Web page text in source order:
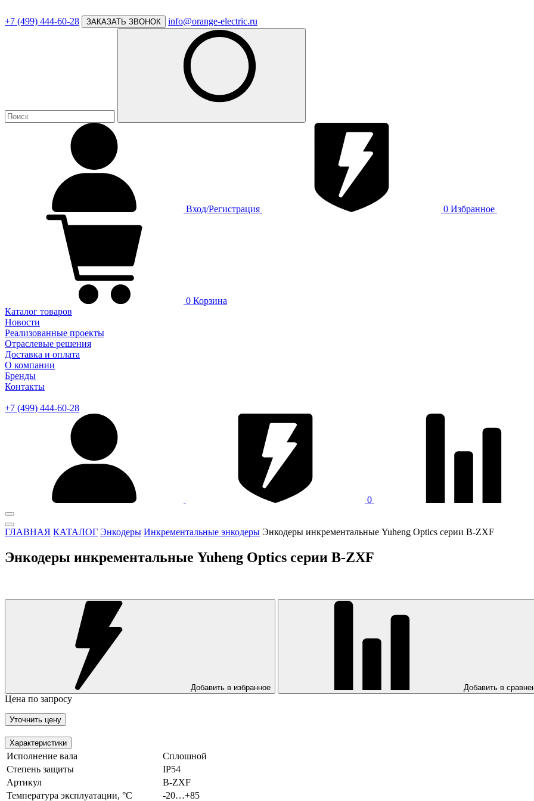
+7 (499) 444-60-28 ЗАКАЗАТЬ ЗВОНОК info@orange-electric.ru
Вход/Регистрация 0 Избранное
0 Корзина
Каталог товаров
Новости
Реализованные проекты
Отраслевые решения
Доставка и оплата
О компании
Бренды
Контакты
+7 (499) 444-60-28
0
ГЛАВНАЯ КАТАЛОГ Энкодеры Инкрементальные энкодеры Энкодеры инкрементальные Yuheng Optics серии B-ZXF
Энкодеры инкрементальные Yuheng Optics серии B-ZXF
Добавить в избранное Добавить в
Цена по запросу
Уточнить цену
Характеристики
Исполнение вала
Сплошной
Степень защиты
IP54
Артикул
B-ZXF
Температура эксплуатации, °С
-20…+85